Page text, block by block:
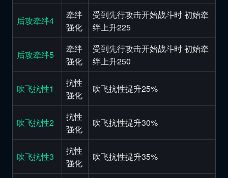
后攻牵绊4
牵绊
强化
受到先行攻击开始战斗时 初始牵
绊上升225
后攻牵绊5
牵绊
强化
受到先行攻击开始战斗时 初始牵
绊上升250
吹飞抗性1
抗性
强化
吹飞抗性提升25%
吹飞抗性2
抗性
强化
吹飞抗性提升30%
吹飞抗性3
抗性
强化
吹飞抗性提升35%